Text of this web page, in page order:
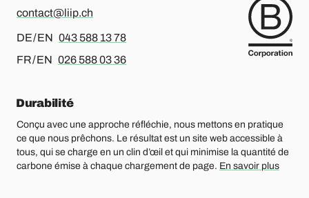
contact@liip.ch
DE / EN Pour l’allemand ou l’anglais, merci d’appeler le
043 588 13 78
FR / EN Pour le français ou l’anglais, merci d’appeler le
026 588 03 36
Durabilité
Conçu avec une approche réfléchie, nous mettons en pratique
ce que nous prêchons. Le résultat est un site web accessible à
tous, qui se charge en un clin d’œil et qui minimise la quantité de
carbone émise à chaque chargement de page. En savoir plus